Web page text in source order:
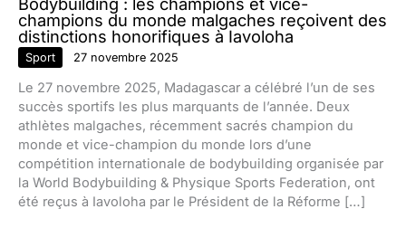
champions du monde malgaches reçoivent des
distinctions honorifiques à Iavoloha
Sport 27 novembre 2025
Le 27 novembre 2025, Madagascar a célébré l’un de ses
succès sportifs les plus marquants de l’année. Deux
athlètes malgaches, récemment sacrés champion du
monde et vice-champion du monde lors d’une
compétition internationale de bodybuilding organisée par
la World Bodybuilding & Physique Sports Federation, ont
été reçus à Iavoloha par le Président de la Réforme […]